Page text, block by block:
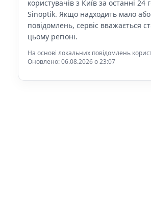
користувачів з Київ за останні
Sinoptik. Якщо надходить мало
повідомлень, сервіс вважається
цьому регіоні.
На основі локальних повідомлень
Оновлено: 06.08.2026 o 23:07